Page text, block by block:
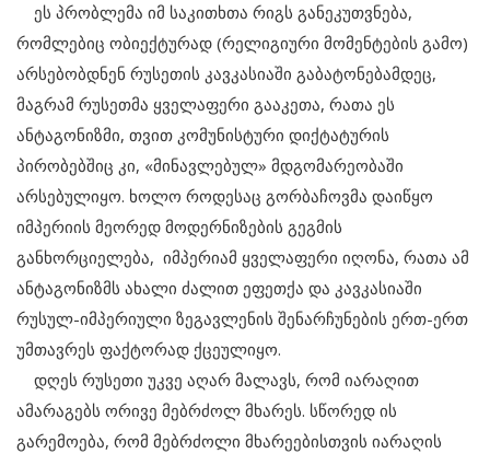
ეს პრობლემა იმ საკითხთა რიგს განეკუთვნება,
რომლებიც ობიექტურად (რელიგიური მომენტების გამო)
არსებობდნენ რუსეთის კავკასიაში გაბატონებამდეც,
მაგრამ რუსეთმა ყველაფერი გააკეთა, რათა ეს
ანტაგონიზმი, თვით კომუნისტური დიქტატურის
პირობებშიც კი, «მინავლებულ» მდგომარეობაში
არსებულიყო. ხოლო როდესაც გორბაჩოვმა დაიწყო
იმპერიის მეორედ მოდერნიზების გეგმის
განხორციელება, იმპერიამ ყველაფერი იღონა, რათა ამ
ანტაგონიზმს ახალი ძალით ეფეთქა და კავკასიაში
რუსულ-იმპერიული ზეგავლენის შენარჩუნების ერთ-ერთ
უმთავრეს ფაქტორად ქცეულიყო.
დღეს რუსეთი უკვე აღარ მალავს, რომ იარაღით
ამარაგებს ორივე მებრძოლ მხარეს. სწორედ ის
გარემოება, რომ მებრძოლი მხარეებისთვის იარაღის